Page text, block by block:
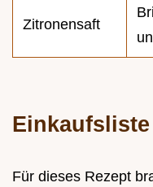
Zitronensaft
Für dieses Rezept